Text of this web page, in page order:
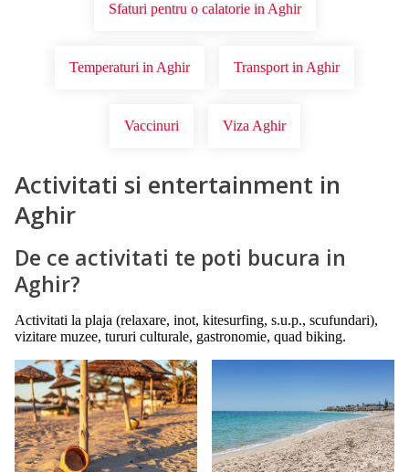
Sfaturi pentru o calatorie in Aghir
Temperaturi in Aghir Transport in Aghir
Vaccinuri Viza Aghir
Activitati si entertainment in
Aghir
De ce activitati te poti bucura in
Aghir?
Activitati la plaja (relaxare, inot, kitesurfing, s.u.p., scufundari),
vizitare muzee, tururi culturale, gastronomie, quad biking.